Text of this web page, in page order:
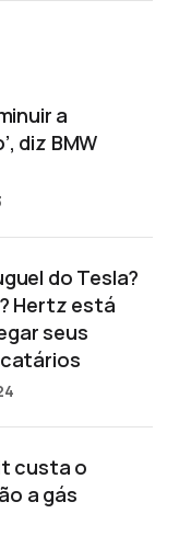
a
diz BMW
do Tesla?
Hertz está
seus
custa o
a gás